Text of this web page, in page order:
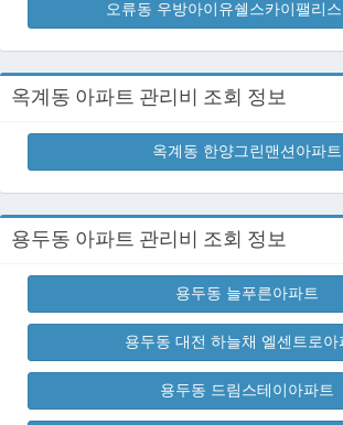
오류동 우방아이유쉘스카이팰리
옥계동 아파트 관리비 조회 정보
옥계동 한양그린맨션아파트
용두동 아파트 관리비 조회 정보
용두동 늘푸른아파트
용두동 대전 하늘채 엘센트로아
용두동 드림스테이아파트